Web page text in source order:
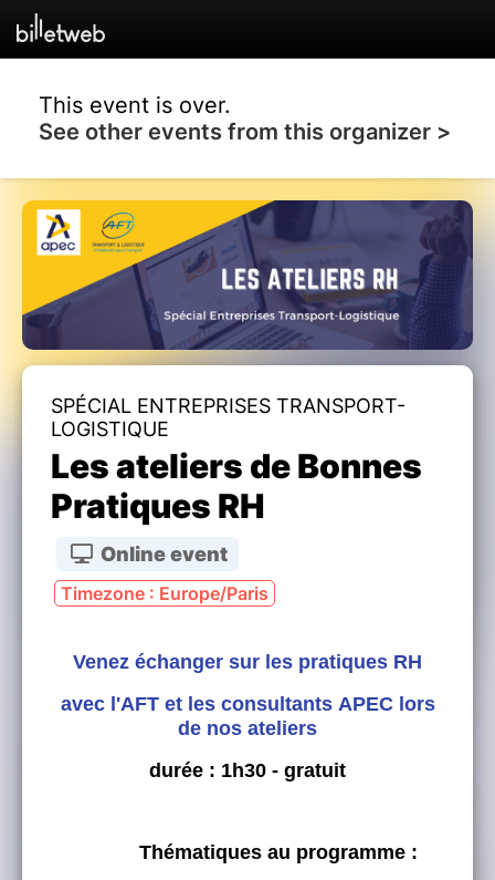
This event is over.
See other events from this organizer >
SPÉCIAL ENTREPRISES TRANSPORT-
LOGISTIQUE
Les ateliers de Bonnes
Pratiques RH
Online event
Timezone : Europe/Paris
Venez échanger sur les pratiques RH
avec l'AFT et les consultants APEC lors
de nos ateliers
durée : 1h30 - gratuit
Thématiques au programme :